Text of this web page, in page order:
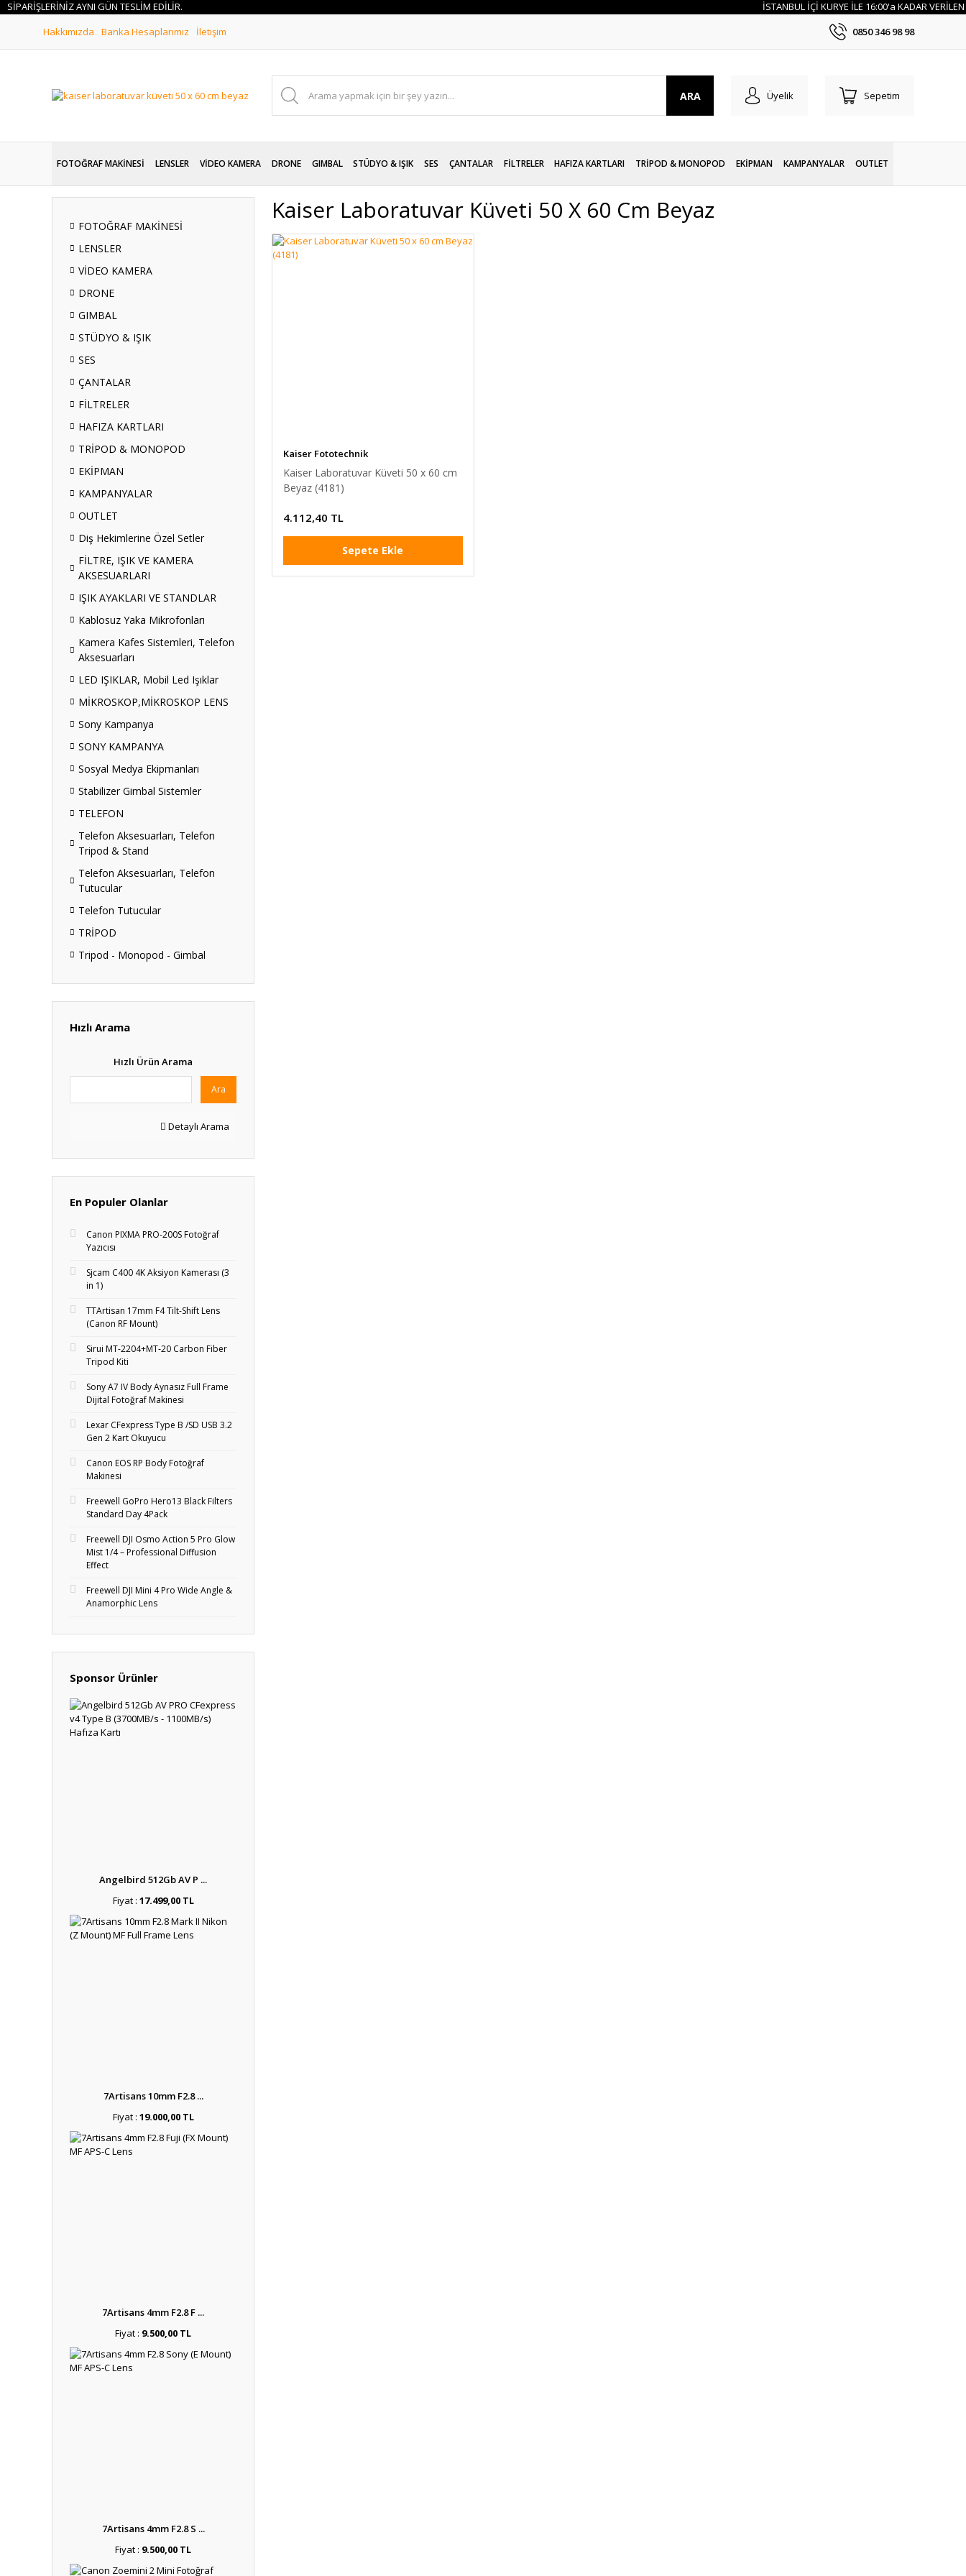
AYNI GÜN TESLİM EDİLİR.
İSTANBUL İÇİ KURYE İLE 16:00'a KADAR VERİLEN
Hakkımızda
Banka Hesaplarımız İletişim 0850 346 98 98
ARA Üyelik Sepetim
FOTOĞRAF MAKİNESİ LENSLER VİDEO KAMERA DRONE GIMBAL STÜDYO & IŞIK SES ÇANTALAR FİLTRELER HAFIZA KARTLARI TRİPOD & MONOPOD EKİPMAN KAMPANYALAR OUTLET
FOTOĞRAF MAKİNESİ
LENSLER
VİDEO KAMERA
DRONE
GIMBAL
STÜDYO & IŞIK
SES
ÇANTALAR
FİLTRELER
HAFIZA KARTLARI
TRİPOD & MONOPOD
EKİPMAN
KAMPANYALAR
OUTLET
Diş Hekimlerine Özel Setler
FİLTRE, IŞIK VE KAMERA
AKSESUARLARI
IŞIK AYAKLARI VE STANDLAR
Kablosuz Yaka Mikrofonları
Kamera Kafes Sistemleri, Telefon
Aksesuarları
LED IŞIKLAR, Mobil Led Işıklar
MİKROSKOP,MİKROSKOP LENS
Sony Kampanya
SONY KAMPANYA
Sosyal Medya Ekipmanları
Stabilizer Gimbal Sistemler
TELEFON
Telefon Aksesuarları, Telefon
Tripod & Stand
Telefon Aksesuarları, Telefon
Tutucular
Telefon Tutucular
TRİPOD
Tripod - Monopod - Gimbal
Hızlı Arama
Hızlı Ürün Arama
Ara
Detaylı Arama
En Populer Olanlar
Canon PIXMA PRO-200S Fotoğraf
Yazıcısı
Sjcam C400 4K Aksiyon Kamerası (3
in 1)
TTArtisan 17mm F4 Tilt-Shift Lens
(Canon RF Mount)
Sirui MT-2204+MT‑20 Carbon Fiber
Tripod Kiti
Sony A7 IV Body Aynasız Full Frame
Dijital Fotoğraf Makinesi
Lexar CFexpress Type B /SD USB 3.2
Gen 2 Kart Okuyucu
Canon EOS RP Body Fotoğraf
Makinesi
Freewell GoPro Hero13 Black Filters
Standard Day 4Pack
Freewell DJI Osmo Action 5 Pro Glow
Mist 1/4 – Professional Diffusion
Effect
Freewell DJI Mini 4 Pro Wide Angle &
Anamorphic Lens
Sponsor Ürünler
Angelbird 512Gb AV P ...
Fiyat : 17.499,00 TL
7Artisans 10mm F2.8 ...
Fiyat : 19.000,00 TL
7Artisans 4mm F2.8 F ...
Fiyat : 9.500,00 TL
7Artisans 4mm F2.8 S ...
Fiyat : 9.500,00 TL
Kaiser Laboratuvar Küveti 50 X 60 Cm Beyaz
Kaiser Fototechnik
Kaiser Laboratuvar Küveti 50 x 60 cm
Beyaz (4181)
4.112,40 TL
Sepete Ekle